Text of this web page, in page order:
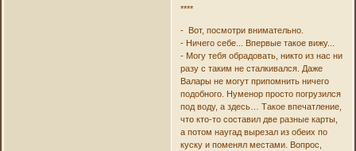
****
- Вот, посмотри внимательно.
- Ничего себе... Впервые такое вижу...
- Могу тебя обрадовать, никто из нас ни
разу с таким не сталкивался. Даже
Валары не могут припомнить ничего
подобного. Нуменор просто погрузился
под воду, а здесь… Такое впечатление,
что кто-то составил две разные карты,
а потом наугад вырезал из обеих по
куску и поменял местами. Вопрос,